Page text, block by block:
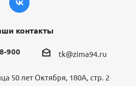
контакты
900 tk@zima94.ru
50 лет Октября, 180А, стр. 2